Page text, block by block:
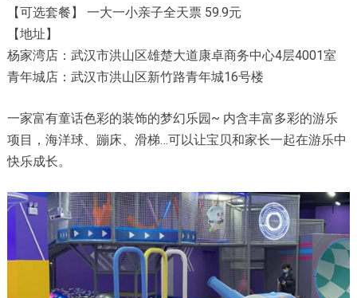
【可选套餐】 一大一小亲子全天票 59.9元
【地址】
杨家湾店：武汉市洪山区雄楚大道康卓商务中心4层4001室
青年城店：武汉市洪山区新竹路青年城16号楼
一家富有童话色彩的装饰的梦幻乐园~ 内含丰富多彩的游乐
项目，海洋球、蹦床、滑梯…可以让宝贝和家长一起在游乐中
快乐成长。